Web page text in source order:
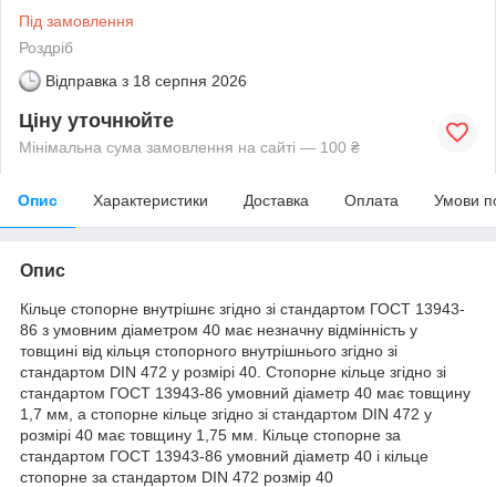
Під замовлення
Роздріб
Відправка з 18 серпня 2026
Ціну уточнюйте
Мінімальна сума замовлення на сайті — 100 ₴
Опис Характеристики Доставка Оплата Умови
Опис
Кільце стопорне внутрішнє згідно зі стандартом ГОСТ 13943-
86 з умовним діаметром 40 має незначну відмінність у
товщині від кільця стопорного внутрішнього згідно зі
стандартом DIN 472 у розмірі 40. Стопорне кільце згідно зі
стандартом ГОСТ 13943-86 умовний діаметр 40 має товщину
1,7 мм, а стопорне кільце згідно зі стандартом DIN 472 у
розмірі 40 має товщину 1,75 мм. Кільце стопорне за
стандартом ГОСТ 13943-86 умовний діаметр 40 і кільце
стопорне за стандартом DIN 472 розмір 40